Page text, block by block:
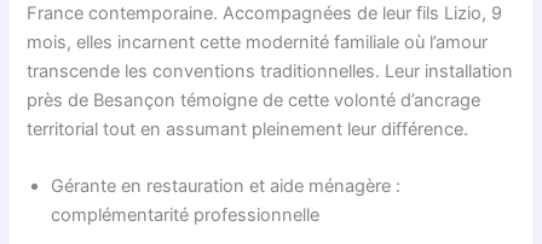
France contemporaine. Accompagnées de leur fils Lizio, 9
mois, elles incarnent cette modernité familiale où l’amour
transcende les conventions traditionnelles. Leur installation
près de Besançon témoigne de cette volonté d’ancrage
territorial tout en assumant pleinement leur différence.
Gérante en restauration et aide ménagère :
complémentarité professionnelle